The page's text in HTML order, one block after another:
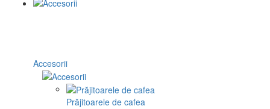
Accesorii
Prăjitoarele de cafea